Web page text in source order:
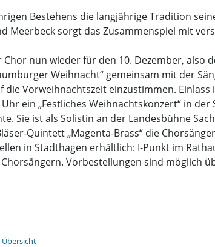
Bestehens die langjährige Tradition
Meerbeck sorgt das Zusammenspiel mit
nun wieder für den 10. Dezember, also
Weihnacht“ gemeinsam mit der
Vorweihnachtszeit einzustimmen. Einlass
ein „Festliches Weihnachtskonzert“ in
Sie ist als Solistin an der Landesbühne
Quintett „Magenta-Brass“ die
in Stadthagen erhältlich: I-Punkt im
Vorbestellungen sind möglich